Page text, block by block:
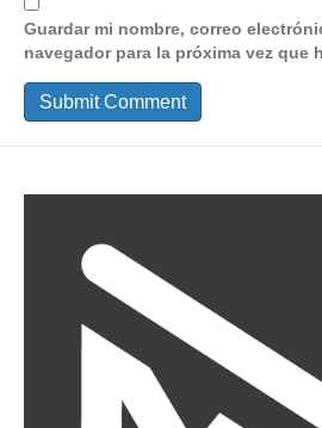
Guardar mi nombre, correo
navegador para la próxima vez que